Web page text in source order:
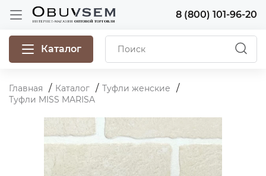
8 (800) 101-96-20
Каталог
Главная Каталог
Туфли женские
Туфли MISS MARISA